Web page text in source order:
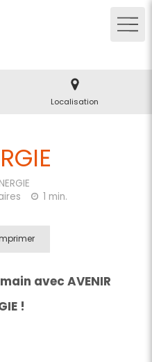
Localisation
1 min.
avec AVENIR
!